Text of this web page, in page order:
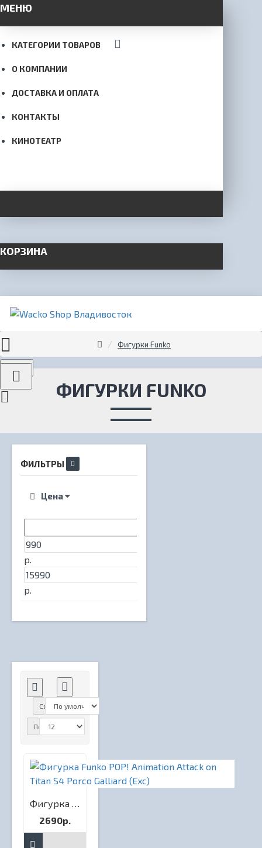
МЕНЮ
КАТЕГОРИИ ТОВАРОВ
О КОМПАНИИ
ДОСТАВКА И ОПЛАТА
КОНТАКТЫ
КИНОТЕАТР
КОРЗИНА
Menu
Фигурки Funko
ФИГУРКИ FUNKO
ФИЛЬТРЫ
Цена
р.
р.
Сортировка:
Показать:
Фигурка Funko POP! Animation Attack on Titan S4 Porco Galliard (Exc)
2690р.